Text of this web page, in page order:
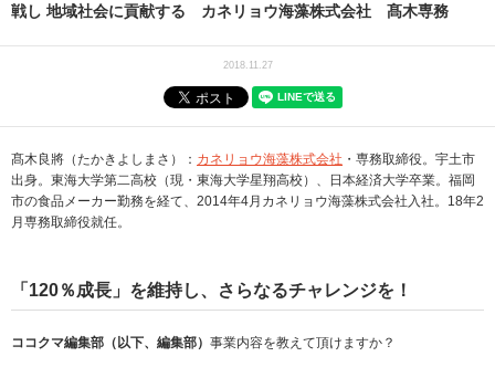
戦し 地域社会に貢献する カネリョウ海藻株式会社 髙木専務
2018.11.27
髙木良將（たかきよしまさ）： カネリョウ海藻株式会社 ・専務取締役。宇土市
出身。東海大学第二高校（現・東海大学星翔高校）、日本経済大学卒業。福岡
市の食品メーカー勤務を経て、2014年4月カネリョウ海藻株式会社入社。18年2
月専務取締役就任。
「120％成長」を維持し、さらなるチャレンジを！
ココクマ編集部（以下、編集部） 事業内容を教えて頂けますか？